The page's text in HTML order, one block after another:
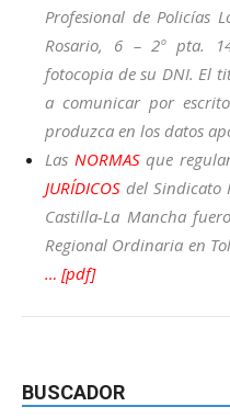
Profesional de Policías
Rosario, 6 – 2º pta.
fotocopia de su DNI. El
a comunicar por
produzca en los datos
Las NORMASque
JURÍDICOS del Sindicato
Castilla-La Mancha
Regional Ordinaria en
… [pdf]
BUSCADOR